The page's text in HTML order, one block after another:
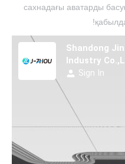
сахнадағы аватарды